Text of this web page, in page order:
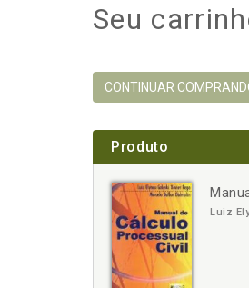
Seu
CONTINUAR
Produto
Luiz